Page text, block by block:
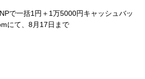
で一括1円＋1万5000円キャッシュバッ
にて、8月17日まで